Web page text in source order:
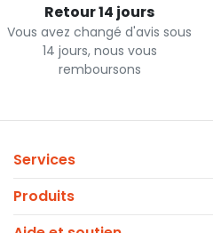
Retour 14 jours
Vous avez changé d'avis sous
14 jours, nous vous
remboursons
Services
Produits